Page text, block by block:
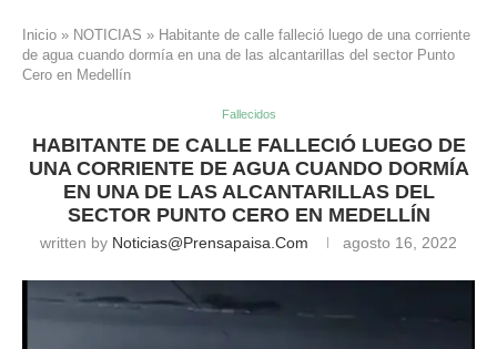
Inicio » NOTICIAS » Habitante de calle falleció luego de una corriente
de agua cuando dormía en una de las alcantarillas del sector Punto
Cero en Medellín
Fallecidos
HABITANTE DE CALLE FALLECIÓ LUEGO DE
UNA CORRIENTE DE AGUA CUANDO DORMÍA
EN UNA DE LAS ALCANTARILLAS DEL
SECTOR PUNTO CERO EN MEDELLÍN
written by Noticias@prensapaisa.com agosto 16, 2022